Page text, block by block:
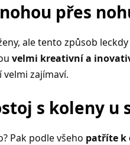
přes
ale tento způsob
velmi kreativní a
zajímaví.
s koleny u
Pak podle všeho patříte k